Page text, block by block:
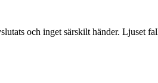
och inget särskilt händer. Ljuset